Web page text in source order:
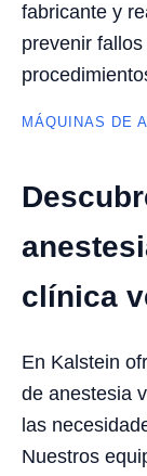
fabricante y
prevenir
MÁQUINAS DE
clínica
En Kalstein
de anestesia
las
Nuestros